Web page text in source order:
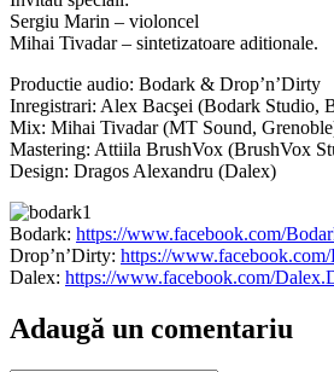
Sergiu Marin – violoncel
Mihai Tivadar – sintetizatoare aditionale.
Productie audio: Bodark & Drop’n’Dirty
Inregistrari: Alex Bacşei (Bodark Studio,
Mix: Mihai Tivadar (MT Sound,
Mastering: Attiila BrushVox (BrushVox
Design: Dragos Alexandru (Dalex)
Bodark: https://www.facebook.com/
Drop’n’Dirty: https://
Dalex: https://www.facebook.com/
Adaugă un comentariu